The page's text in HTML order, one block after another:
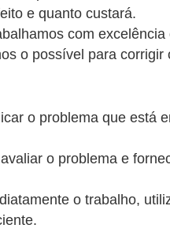
e quanto custará.
com
o possível para corrigir
o problema que está
o problema e
o trabalho,